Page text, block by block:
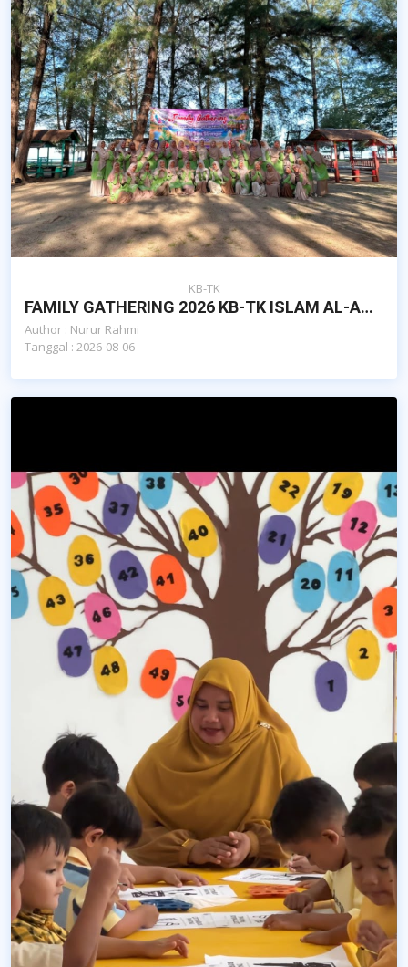
KB-TK
FAMILY GATHERING 2026 KB-TK ISLAM AL-AZHAR CAIRO BNA : FAMILY TIES, STRONGER TOGETHER
Author : Nurur Rahmi
Tanggal : 2026-08-06